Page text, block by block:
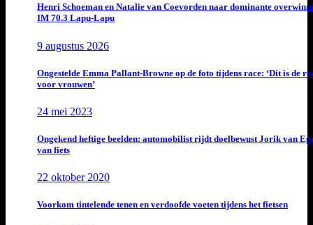
Henri Schoeman en Natalie van Coevorden naar dominante
IM 70.3 Lapu-Lapu
9 augustus 2026
Ongestelde Emma Pallant-Browne op de foto tijdens race: ‘Dit is de
voor vrouwen’
24 mei 2023
Ongekend heftige beelden: automobilist rijdt doelbewust Jorik van
van fiets
22 oktober 2020
Voorkom tintelende tenen en verdoofde voeten tijdens het fietsen